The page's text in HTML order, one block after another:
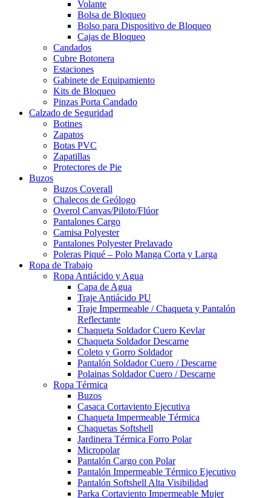
Volante
Bolsa de Bloqueo
Bolso para Dispositivo de Bloqueo
Cajas de Bloqueo
Candados
Cubre Botonera
Estaciones
Gabinete de Equipamiento
Kits de Bloqueo
Pinzas Porta Candado
Calzado de Seguridad
Botines
Zapatos
Botas PVC
Zapatillas
Protectores de Pie
Buzos
Buzos Coverall
Chalecos de Geólogo
Overol Canvas/Piloto/Flúor
Pantalones Cargo
Camisa Polyester
Pantalones Polyester Prelavado
Poleras Piqué – Polo Manga Corta y Larga
Ropa de Trabajo
Ropa Antiácido y Agua
Capa de Agua
Traje Antiácido PU
Traje Impermeable / Chaqueta y Pantalón
Reflectante
Chaqueta Soldador Cuero Kevlar
Chaqueta Soldador Descarne
Coleto y Gorro Soldador
Pantalón Soldador Cuero / Descarne
Polainas Soldador Cuero / Descarne
Ropa Térmica
Buzos
Casaca Cortaviento Ejecutiva
Chaqueta Impermeable Térmica
Chaquetas Softshell
Jardinera Térmica Forro Polar
Micropolar
Pantalón Cargo con Polar
Pantalón Impermeable Térmico Ejecutivo
Pantalón Softshell Alta Visibilidad
Parka Cortaviento Impermeable Mujer